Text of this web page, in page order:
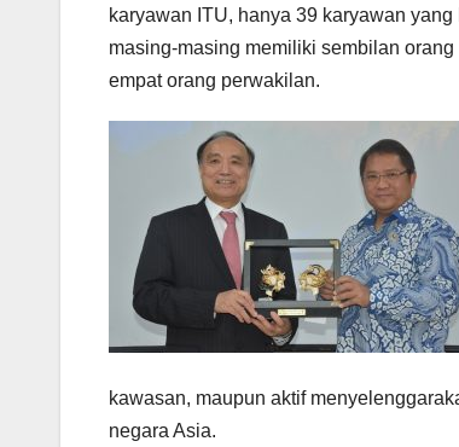
karyawan ITU, hanya 39 karyawan
masing-masing memiliki sembilan
empat orang perwakilan.
kawasan, maupun aktif
negara Asia.